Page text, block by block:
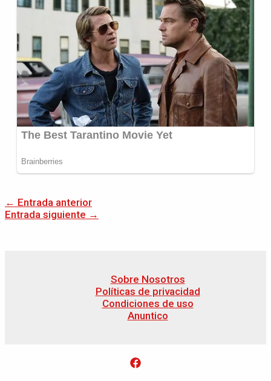
← Entrada anterior
Entrada siguiente →
Sobre Nosotros
Políticas de privacidad
Condiciones de uso
Anuntico